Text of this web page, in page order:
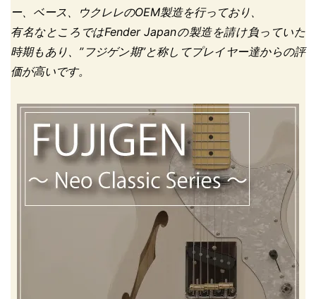
ー、ベース、ウクレレのOEM製造を行っており、
有名なところではFender Japanの製造を請け負っていた
時期もあり、”フジゲン期”と称してプレイヤー達からの評
価が高いです。